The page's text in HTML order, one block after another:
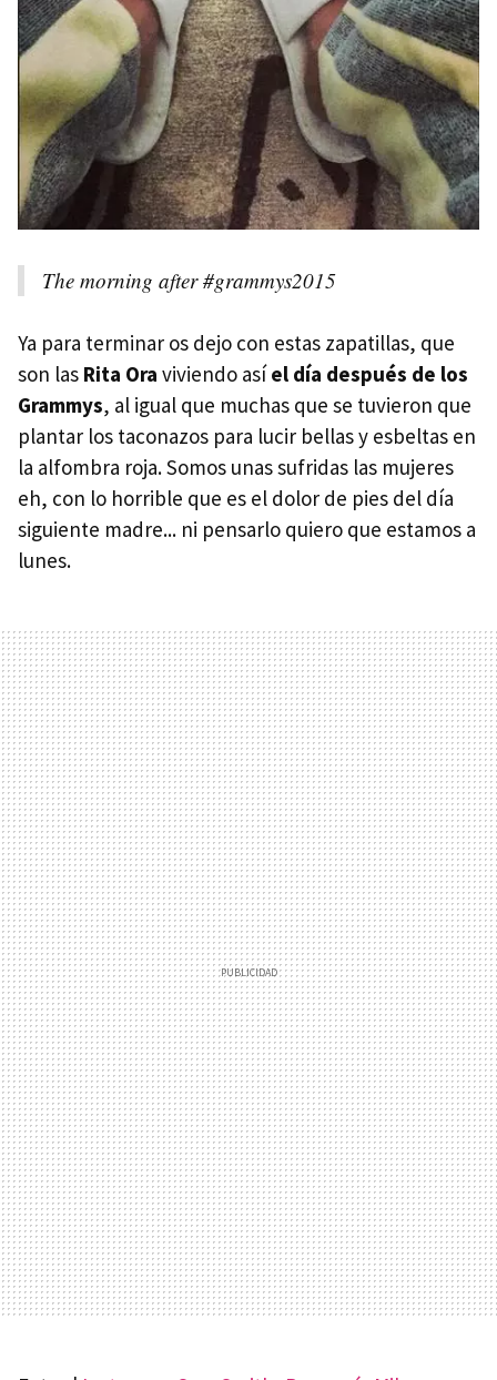
The morning after #grammys2015
Ya para terminar os dejo con estas zapatillas, que
son las Rita Ora viviendo asíel día después de los
Grammys, al igual que muchas que se tuvieron que
plantar los taconazos para lucir bellas y esbeltas en
la alfombra roja. Somos unas sufridas las mujeres
eh, con lo horrible que es el dolor de pies del día
siguiente madre... ni pensarlo quiero que estamos a
lunes.